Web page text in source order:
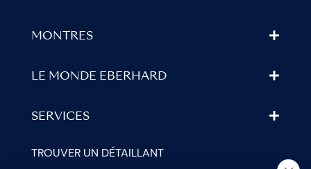
MONTRES
LE MONDE EBERHARD
SERVICES
TROUVER UN DÉTAILLANT